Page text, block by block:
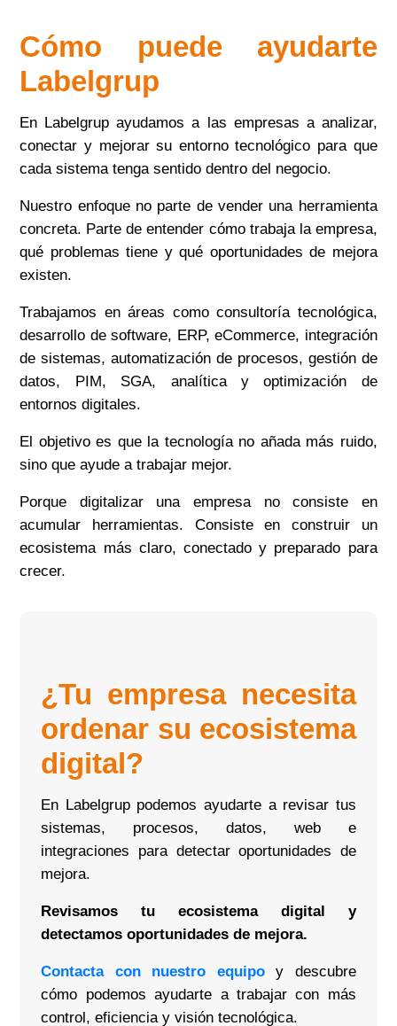
Cómo puede ayudarte
Labelgrup
En Labelgrup ayudamos a las empresas a analizar,
conectar y mejorar su entorno tecnológico para que
cada sistema tenga sentido dentro del negocio.
Nuestro enfoque no parte de vender una herramienta
concreta. Parte de entender cómo trabaja la empresa,
qué problemas tiene y qué oportunidades de mejora
existen.
Trabajamos en áreas como consultoría tecnológica,
desarrollo de software, ERP, eCommerce, integración
de sistemas, automatización de procesos, gestión de
datos, PIM, SGA, analítica y optimización de
entornos digitales.
El objetivo es que la tecnología no añada más ruido,
sino que ayude a trabajar mejor.
Porque digitalizar una empresa no consiste en
acumular herramientas. Consiste en construir un
ecosistema más claro, conectado y preparado para
crecer.
¿Tu empresa necesita
ordenar su ecosistema
digital?
En Labelgrup podemos ayudarte a revisar tus
sistemas, procesos, datos, web e
integraciones para detectar oportunidades de
mejora.
Revisamos tu ecosistema digital y
detectamos oportunidades de mejora.
Contacta con nuestro equipoy descubre
cómo podemos ayudarte a trabajar con más
control, eficiencia y visión tecnológica.